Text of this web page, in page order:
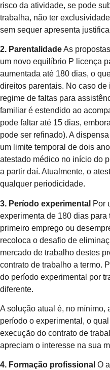
risco da atividade, se pode
trabalha, não ter
sem sequer apresenta
2. ParentalidadeAs
um novo equilíbrio P licença
aumentada até 180 dias, o
direitos parentais. No caso
regime de faltas para
familiar é estendido ao
pode faltar até 15 dias,
pode ser refinado). A
um limite temporal de dois
atestado médico no início do
a partir daí. Atualmente, o
qualquer periodicidade.
3. Período experimental Por
experimenta de 180 dias
primeiro emprego ou
recoloca o desafio de
mercado de trabalho destes
contrato de trabalho a termo.
do período experimental por
diferente.
A solução atual é, no mínimo,
período o experimental, o
execução do contrato de
apreciam o interesse na sua
4. Formação profissional O